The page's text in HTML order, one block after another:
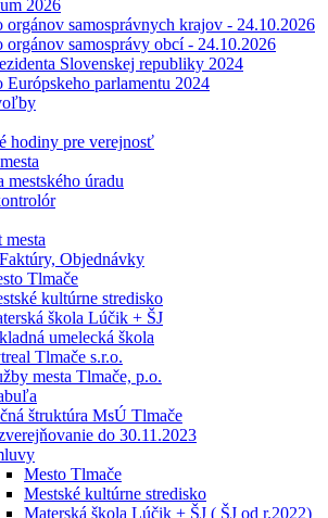
2026
samosprávnych krajov - 24.10.2026
samosprávy obcí - 24.10.2026
Slovenskej republiky 2024
parlamentu 2024
hodiny pre verejnosť
mestského úradu
mesta
Objednávky
Tlmače
kultúrne stredisko
škola Lúčik + ŠJ
umelecká škola
Tlmače s.r.o.
mesta Tlmače, p.o.
štruktúra MsÚ Tlmače
do 30.11.2023
Mesto Tlmače
Mestské kultúrne stredisko
Materská škola Lúčik + ŠJ ( ŠJ od r.2022)